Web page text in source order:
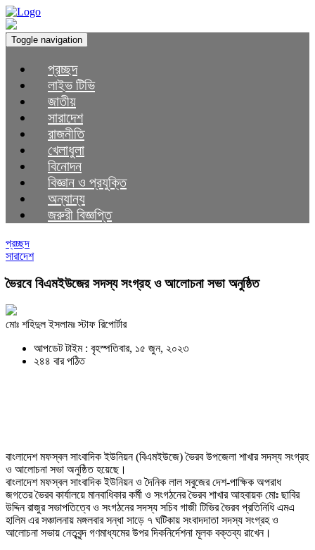
Toggle navigation
প্রচ্ছদ
লাইভ টিভি
জাতীয়
সারাদেশ
রাজনীতি
খেলাধুলা
বিনোদন
বিজ্ঞান ও প্রযুক্তি
অন্যান্য
জরুরী বিজ্ঞপ্তি
প্রচ্ছদ
সারাদেশ
ভৈরবে বিএমইউজের সদস্য সংগ্রহ ও আলোচনা সভা অনুষ্ঠিত
মোঃ শহিদুল ইসলামঃ স্টাফ রিপোর্টার
আপডেট টাইম : বৃহস্পতিবার, ১৫ জুন, ২০২৩
২৪৪ বার পঠিত
বাংলাদেশ মফস্বল সাংবাদিক ইউনিয়ন (বিএমইউজে) ভৈরব উপজেলা শাখার সদস্য সংগ্রহ
ও আলোচনা সভা অনুষ্ঠিত হয়েছে।
বাংলাদেশ মফস্বল সাংবাদিক ইউনিয়ন ও দৈনিক লাল সবুজের দেশ-পাক্ষিক অপরাধ
জগতের ভৈরব কার্যালয়ে মানবাধিকার কর্মী ও সংগঠনের ভৈরব শাখার আহবায়ক মোঃ ছাবির
উদ্দিন রাজুর সভাপতিত্বে ও সংগঠনের সদস্য সচিব গাজী টিভির ভৈরব প্রতিনিধি এমএ
হালিম এর সঞ্চালনায় মঙ্গলবার সন্ধা সাড়ে ৭ ঘটিকায় সংবাদদাতা সদস্য সংগ্রহ ও
আলোচনা সভায় নেতৃবৃন্দ গণমাধ্যমের উপর দিকনির্দেশনা মূলক বক্তব্য রাখেন।